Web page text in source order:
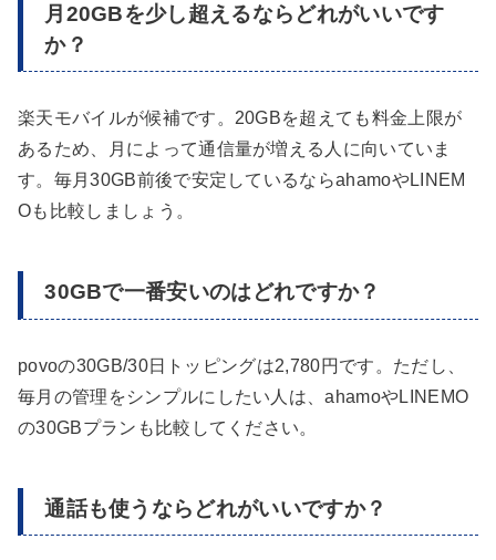
月20GBを少し超えるならどれがいいです
か？
楽天モバイルが候補です。20GBを超えても料金上限が
あるため、月によって通信量が増える人に向いていま
す。毎月30GB前後で安定しているならahamoやLINEM
Oも比較しましょう。
30GBで一番安いのはどれですか？
povoの30GB/30日トッピングは2,780円です。ただし、
毎月の管理をシンプルにしたい人は、ahamoやLINEMO
の30GBプランも比較してください。
通話も使うならどれがいいですか？